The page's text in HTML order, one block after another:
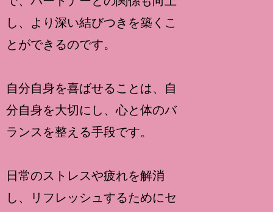
し、より深い結びつきを築くこ
とができるのです。
自分自身を喜ばせることは、自
分自身を大切にし、心と体のバ
ランスを整える手段です。
日常のストレスや疲れを解消
し、リフレッシュするためにセ